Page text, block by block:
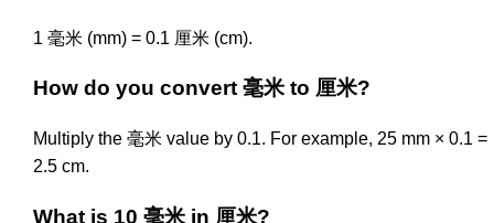
1 毫米 (mm) = 0.1 厘米 (cm).
How do you convert 毫米 to 厘米?
Multiply the 毫米 value by 0.1. For example, 25 mm × 0.1 =
2.5 cm.
What is 10 毫米 in 厘米?